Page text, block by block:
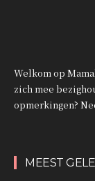
Welkom op
zich mee
opmerkingen?
MEEST